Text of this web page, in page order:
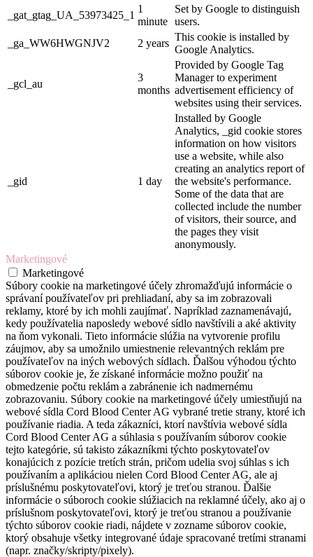
_gat_gtag_UA_53973425_1
1
minute
Set by Google to distinguish
users.
_ga_WW6HWGNJV2
2 years
This cookie is installed by
Google Analytics.
_gcl_au
3
months
Provided by Google Tag
Manager to experiment
advertisement efficiency of
websites using their services.
_gid 1 day
Installed by Google
Analytics, _gid cookie stores
information on how visitors
use a website, while also
creating an analytics report of
the website's performance.
Some of the data that are
collected include the number
of visitors, their source, and
the pages they visit
anonymously.
Marketingové
Marketingové
Súbory cookie na marketingové účely zhromažďujú informácie o
správaní používateľov pri prehliadaní, aby sa im zobrazovali
reklamy, ktoré by ich mohli zaujímať. Napríklad zaznamenávajú,
kedy používatelia naposledy webové sídlo navštívili a aké aktivity
na ňom vykonali. Tieto informácie slúžia na vytvorenie profilu
záujmov, aby sa umožnilo umiestnenie relevantných reklám pre
používateľov na iných webových sídlach. Ďalšou výhodou týchto
súborov cookie je, že získané informácie možno použiť na
obmedzenie počtu reklám a zabránenie ich nadmernému
zobrazovaniu. Súbory cookie na marketingové účely umiestňujú na
webové sídla Cord Blood Center AG vybrané tretie strany, ktoré ich
používanie riadia. A teda zákazníci, ktorí navštívia webové sídla
Cord Blood Center AG a súhlasia s používaním súborov cookie
tejto kategórie, sú takisto zákazníkmi týchto poskytovateľov
konajúcich z pozície tretích strán, pričom udelia svoj súhlas s ich
používaním a aplikáciou nielen Cord Blood Center AG, ale aj
príslušnému poskytovateľovi, ktorý je treťou stranou. Ďalšie
informácie o súboroch cookie slúžiacich na reklamné účely, ako aj o
príslušnom poskytovateľovi, ktorý je treťou stranou a používanie
týchto súborov cookie riadi, nájdete v zozname súborov cookie,
ktorý obsahuje všetky integrované údaje spracované tretími stranami
(napr. značky/skripty/pixely).